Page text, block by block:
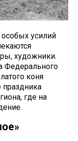
усилий
художники.
Федерального
коня
праздника
где на